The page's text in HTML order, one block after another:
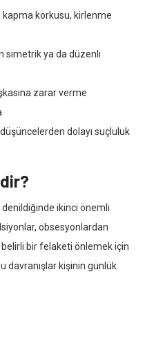
kapma korkusu, kirlenme
simetrik ya da düzenli
zarar verme
dolayı suçluluk
denildiğinde ikinci önemli
obsesyonlardan
belirli bir felaketi önlemek için
davranışlar kişinin günlük